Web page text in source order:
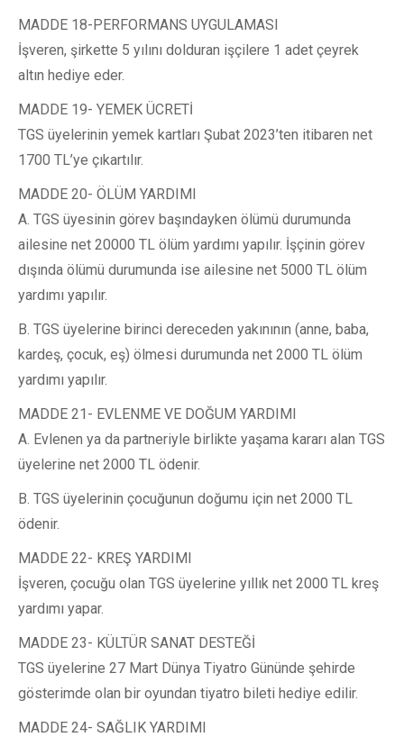
MADDE 18-PERFORMANS UYGULAMASI
İşveren, şirkette 5 yılını dolduran işçilere 1 adet çeyrek
altın hediye eder.
MADDE 19- YEMEK ÜCRETİ
TGS üyelerinin yemek kartları Şubat 2023’ten itibaren net
1700 TL’ye çıkartılır.
MADDE 20- ÖLÜM YARDIMI
A. TGS üyesinin görev başındayken ölümü durumunda
ailesine net 20000 TL ölüm yardımı yapılır. İşçinin görev
dışında ölümü durumunda ise ailesine net 5000 TL ölüm
yardımı yapılır.
B. TGS üyelerine birinci dereceden yakınının (anne, baba,
kardeş, çocuk, eş) ölmesi durumunda net 2000 TL ölüm
yardımı yapılır.
MADDE 21- EVLENME VE DOĞUM YARDIMI
A. Evlenen ya da partneriyle birlikte yaşama kararı alan TGS
üyelerine net 2000 TL ödenir.
B. TGS üyelerinin çocuğunun doğumu için net 2000 TL
ödenir.
MADDE 22- KREŞ YARDIMI
İşveren, çocuğu olan TGS üyelerine yıllık net 2000 TL kreş
yardımı yapar.
MADDE 23- KÜLTÜR SANAT DESTEĞİ
TGS üyelerine 27 Mart Dünya Tiyatro Gününde şehirde
gösterimde olan bir oyundan tiyatro bileti hediye edilir.
MADDE 24- SAĞLIK YARDIMI